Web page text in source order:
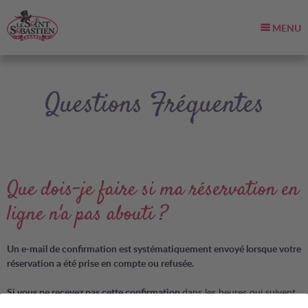
MENU
Questions Fréquentes
Que dois-je faire si ma réservation en
ligne n'a pas abouti ?
Un e-mail de confirmation est systématiquement envoyé lorsque votre
réservation a été prise en compte ou refusée.
Si vous ne recevez pas cette confirmationdans les heures qui suivent